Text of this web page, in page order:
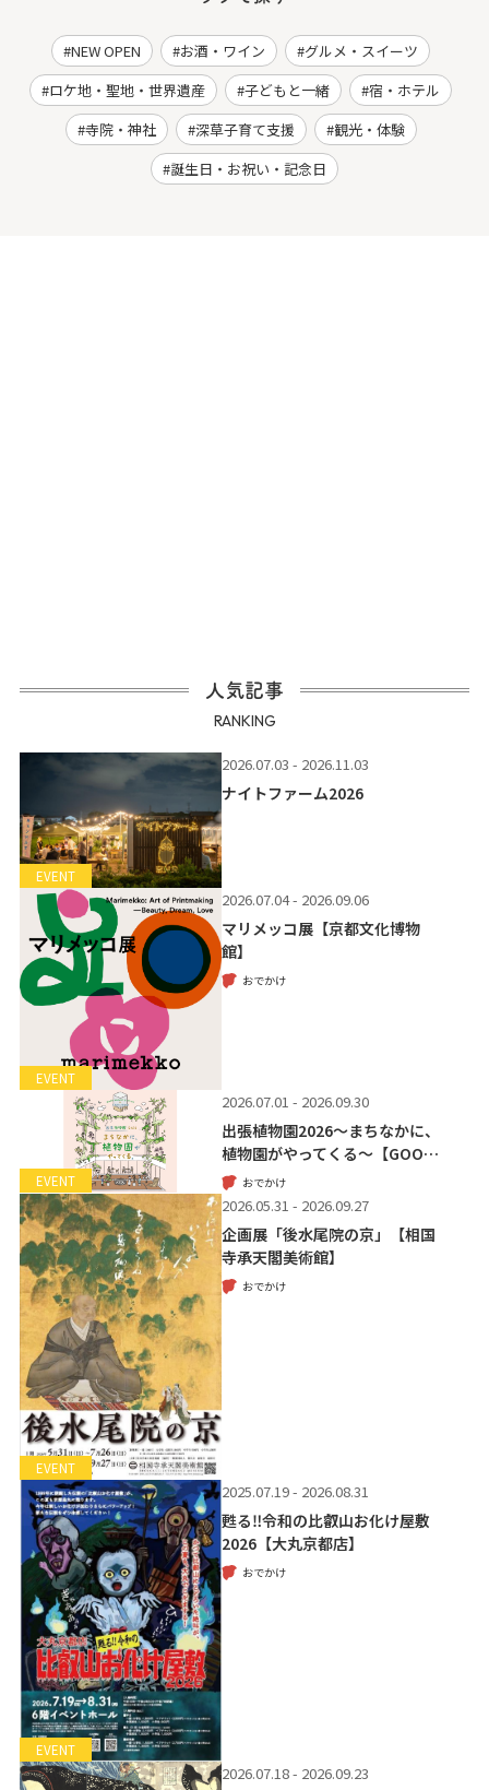
NEW OPEN お酒・ワイン
グルメ・スイーツ
ロケ地・聖地・世界遺産
子どもと一緒
宿・ホテル
寺院・神社
深草子育て支援
観光・体験
誕生日・お祝い・記念日
人気記事
RANKING
EVENT
2026.07.03 - 2026.11.03
ナイトファーム2026
EVENT
2026.07.04 - 2026.09.06
マリメッコ展【京都文化博物
館】
おでかけ
EVENT
2026.07.01 - 2026.09.30
出張植物園2026～まちなかに、
植物園がやってくる～【GOO…
おでかけ
EVENT
2026.05.31 - 2026.09.27
企画展「後水尾院の京」【相国
寺承天閣美術館】
おでかけ
EVENT
2025.07.19 - 2026.08.31
甦る‼令和の比叡山お化け屋敷
2026【大丸京都店】
おでかけ
2026.07.18 - 2026.09.23